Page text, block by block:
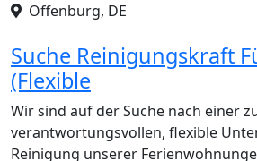
Offenburg, DE
Suche Reinigungskraft
(Flexible
Wir sind auf der Suche nach einer
verantwortungsvollen, flexible
Reinigung unserer